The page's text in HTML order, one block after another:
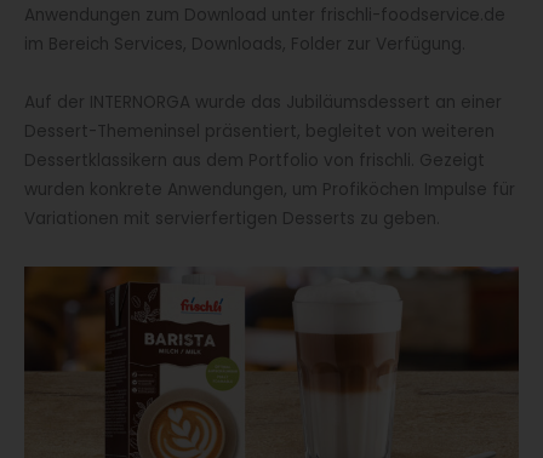
Anwendungen zum Download unter frischli-foodservice.de
im Bereich Services, Downloads, Folder zur Verfügung.
Auf der INTERNORGA wurde das Jubiläumsdessert an einer
Dessert-Themeninsel präsentiert, begleitet von weiteren
Dessertklassikern aus dem Portfolio von frischli. Gezeigt
wurden konkrete Anwendungen, um Profiköchen Impulse für
Variationen mit servierfertigen Desserts zu geben.